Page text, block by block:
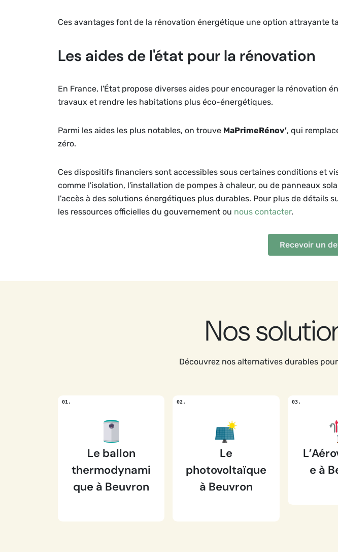
Ces avantages font de la rénovation énergétique une option attrayante
Les aides de l'état pour la rénovation
En France, l'État propose diverses aides pour encourager la rénovation
travaux et rendre les habitations plus éco-énergétiques.
Parmi les aides les plus notables, on trouve MaPrimeRénov', qui
zéro.
Ces dispositifs financiers sont accessibles sous certaines conditions et
comme l'isolation, l'installation de pompes à chaleur, ou de panneaux
l'accès à des solutions énergétiques plus durables. Pour plus de détails
les ressources officielles du gouvernement ou nous contacter.
Recevoir un
Nos
Découvrez nos alternatives durables
Le ballon
thermodynami
que à Beuvron
Le
photovoltaïque
à Beuvron
e à